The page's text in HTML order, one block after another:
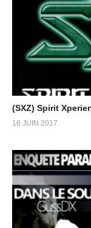
(SXZ) Spirit
16 JUIN 2017